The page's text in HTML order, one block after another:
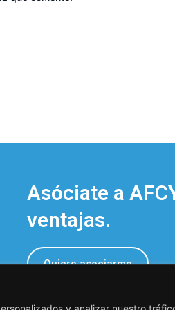
Asóciate a
ventajas.
Quiero asociarme